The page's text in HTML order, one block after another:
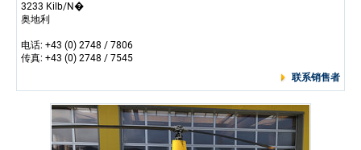
3233 Kilb/N�
奥地利
电话: +43 (0) 2748 / 7806
传真: +43 (0) 2748 / 7545
联系销售者